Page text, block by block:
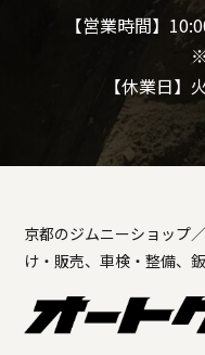
【営業時間】
※
【休業日】
京都のジムニーショップ
け・販売、車検・整備、